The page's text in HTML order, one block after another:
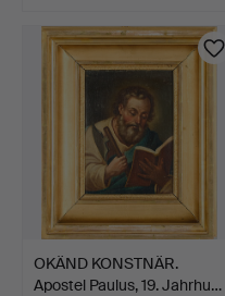
OKÄND KONSTNÄR.
Apostel Paulus, 19. Jahrhu…